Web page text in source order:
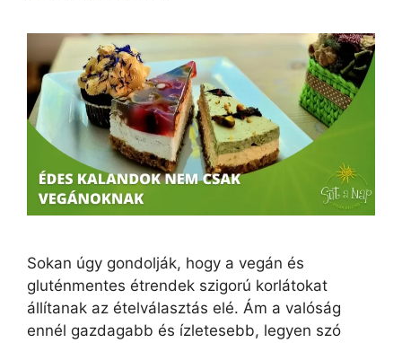
Sokan úgy gondolják, hogy a vegán és
gluténmentes étrendek szigorú korlátokat
állítanak az ételválasztás elé. Ám a valóság
ennél gazdagabb és ízletesebb, legyen szó